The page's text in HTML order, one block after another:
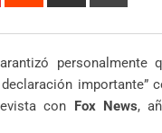
personalmente
importante”
con
Fox News,